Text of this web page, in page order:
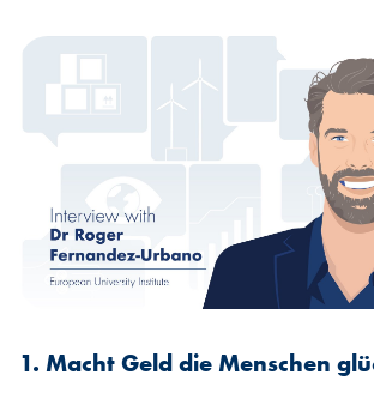
1. Macht Geld die Menschen